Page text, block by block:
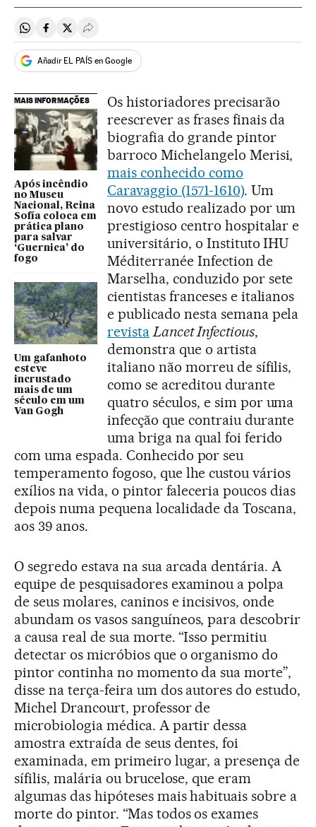
Compartir en Whatsapp
Compartir en Facebook
Compartir en Twitter
Desplegar Redes Sociales
Añadir EL PAÍS en Google
MAIS INFORMAÇÕES
Após incêndio
no Museu
Nacional, Reina
Sofía coloca em
prática plano
para salvar
‘Guernica’ do
fogo
Um gafanhoto
esteve
incrustado
mais de um
século em um
Van Gogh
Os historiadores precisarão
reescrever as frases finais da
biografia do grande pintor
barroco Michelangelo Merisi,
mais conhecido como
Caravaggio (1571-1610). Um
novo estudo realizado por um
prestigioso centro hospitalar e
universitário, o Instituto IHU
Méditerranée Infection de
Marselha, conduzido por sete
cientistas franceses e italianos
e publicado nesta semana pela
revista Lancet Infectious,
demonstra que o artista
italiano não morreu de sífilis,
como se acreditou durante
quatro séculos, e sim por uma
infecção que contraiu durante
uma briga na qual foi ferido
com uma espada. Conhecido por seu
temperamento fogoso, que lhe custou vários
exílios na vida, o pintor faleceria poucos dias
depois numa pequena localidade da Toscana,
aos 39 anos.
O segredo estava na sua arcada dentária. A
equipe de pesquisadores examinou a polpa
de seus molares, caninos e incisivos, onde
abundam os vasos sanguíneos, para descobrir
a causa real de sua morte. “Isso permitiu
detectar os micróbios que o organismo do
pintor continha no momento da sua morte”,
disse na terça-feira um dos autores do estudo,
Michel Drancourt, professor de
microbiologia médica. A partir dessa
amostra extraída de seus dentes, foi
examinada, em primeiro lugar, a presença de
sífilis, malária ou brucelose, que eram
algumas das hipóteses mais habituais sobre a
morte do pintor. “Mas todos os exames